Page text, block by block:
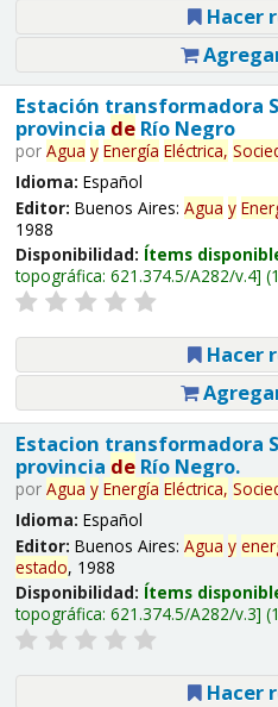
Hacer
Estación transformadora
provincia deRío Negro
por Agua y Energía Eléctrica,
Idioma: Español
Editor: Buenos Aires: Agua y
1988
Disponibilidad: Ítems
topográfica: 621.374.5/A282/v.4
Hacer
Estacion transformadora
provincia deRío Negro.
por Agua y Energía Eléctrica,
Idioma: Español
Editor: Buenos Aires: Agua y
estado, 1988
Disponibilidad: Ítems
topográfica: 621.374.5/A282/v.3
Hacer